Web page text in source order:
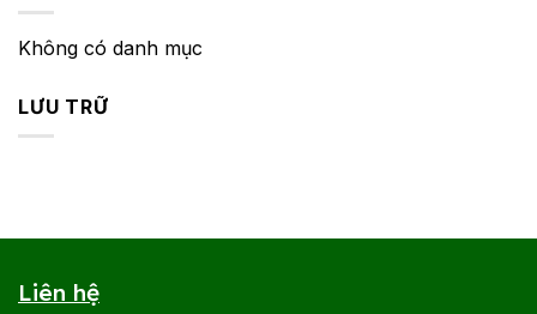
Không có danh mục
LƯU TRỮ
Liên hệ